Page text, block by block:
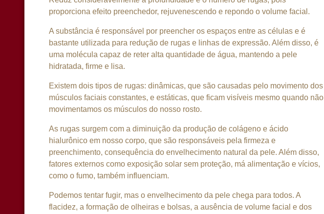
proporciona efeito preenchedor, rejuvenescendo e repondo o volume facial.
A substância é responsável por preencher os espaços entre as células e é
bastante utilizada para redução de rugas e linhas de expressão. Além disso, é
uma molécula capaz de reter alta quantidade de água, mantendo a pele
hidratada, firme e lisa.
Existem dois tipos de rugas: dinâmicas, que são causadas pelo movimento dos
músculos faciais constantes, e estáticas, que ficam visíveis mesmo quando não
movimentamos os músculos do nosso rosto.
As rugas surgem com a diminuição da produção de colágeno e ácido
hialurônico em nosso corpo, que são responsáveis pela firmeza e
preenchimento, consequência do envelhecimento natural da pele. Além disso,
fatores externos como exposição solar sem proteção, má alimentação e vícios,
como o fumo, também influenciam.
Podemos tentar fugir, mas o envelhecimento da pele chega para todos. A
flacidez, a formação de olheiras e bolsas, a ausência de volume facial e dos